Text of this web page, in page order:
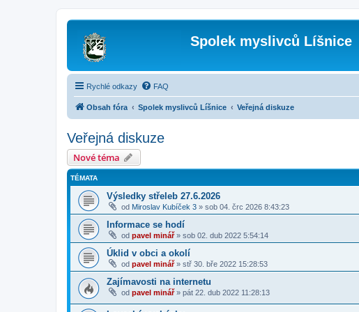
Spolek myslivců Líšnice
Rychlé odkazy FAQ
Obsah fóra Spolek myslivců Líšnice Veřejná diskuze
Veřejná diskuze
Nové téma
TÉMATA
Výsledky střeleb 27.6.2026
od Miroslav Kubíček 3 » sob 04. črc 2026 8:43:23
Informace se hodí
od pavel minář» sob 02. dub 2022 5:54:14
Úklid v obci a okolí
od pavel minář» stř 30. bře 2022 15:28:53
Zajímavosti na internetu
od pavel minář» pát 22. dub 2022 11:28:13